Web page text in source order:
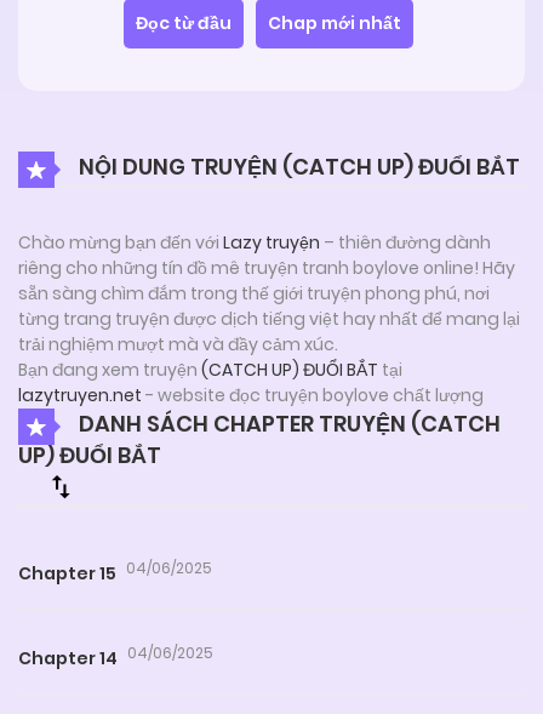
Đọc từ đầu Chap mới nhất
NỘI DUNG TRUYỆN (CATCH UP) ĐUỔI BẮT
Chào mừng bạn đến với Lazy truyện – thiên đường dành
riêng cho những tín đồ mê truyện tranh boylove online! Hãy
sẵn sàng chìm đắm trong thế giới truyện phong phú, nơi
từng trang truyện được dịch tiếng việt hay nhất để mang lại
trải nghiệm mượt mà và đầy cảm xúc.
Bạn đang xem truyện (CATCH UP) ĐUỔI BẮT tại
lazytruyen.net - website đọc truyện boylove chất lượng
DANH SÁCH CHAPTER TRUYỆN (CATCH
UP) ĐUỔI BẮT
Chapter 15 04/06/2025
Chapter 14 04/06/2025